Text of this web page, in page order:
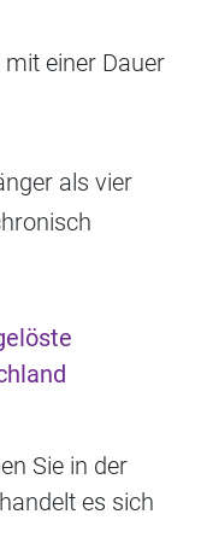
einer Dauer
als vier
Sie in der
es sich